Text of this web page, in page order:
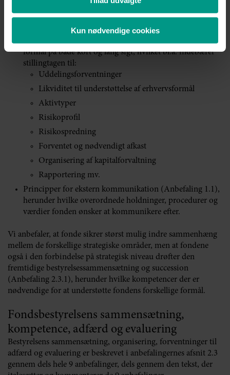
Kun nødvendige cookies
interessenter om formålene med uddelingerne mv.
Kapitalforvaltningen, (Anbefaling 2.2.2) dvs., hvordan
fonden passer på fondens formue og kapital og sikrer, at
fondens formue og afkastet heraf understøtter fondens
formål på både kort og lang sigt, hvilket bl.a. indebærer
stillingtagen til:
Uddelingsforventninger
Likviditet til understøttelse af erhvervsformål
Aktivtyper
Risikoprofil
Risikospredning
Forventet og nødvendigt afkast
Organisering af kapitalforvaltning
Rapportering mv.
Principper for ekstern kommunikation (Anbefaling 1.1),
herunder hvilke overordnede holdninger, procedurer og
værdier fonden ønsker at kommunikere efter.
Vi anbefaler, at fonde sikrer størst mulig indre sammenhæng
mellem de forskellige strategiske områder, men at fondene
også i den forbindelse på strategisk niveau drøfter den
fremtidige bestyrelsessammensætning og succession
(Anbefaling 2.3.1), herunder hvilke kompetencer der er
nødvendige for at understøtte fondens forskellige formål.
Fondsbestyrelsens sammensætning,
kompetence, adfærd og evaluering
Bestyrelsens sammensætning, organisering, forventninger til
adfærd og evaluering er beskrevet i anbefalingernes afsnit 2.3
gennem dels hele 9 anbefalinger, dels gennem den tekst, der